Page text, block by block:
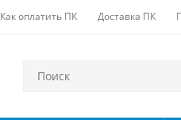
Как оплатить ПК Доставка ПК